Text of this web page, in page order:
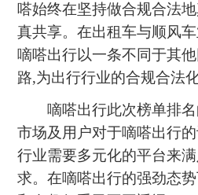
嗒始终在坚持做合规合法
真共享。在出租车与顺风
嘀嗒出行以一条不同于其
路,为出行行业的合规合法
嘀嗒出行此次榜单排名
市场及用户对于嘀嗒出行
行业需要多元化的平台来
求。在嘀嗒出行的强劲态